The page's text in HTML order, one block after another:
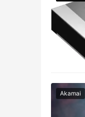
Akamai